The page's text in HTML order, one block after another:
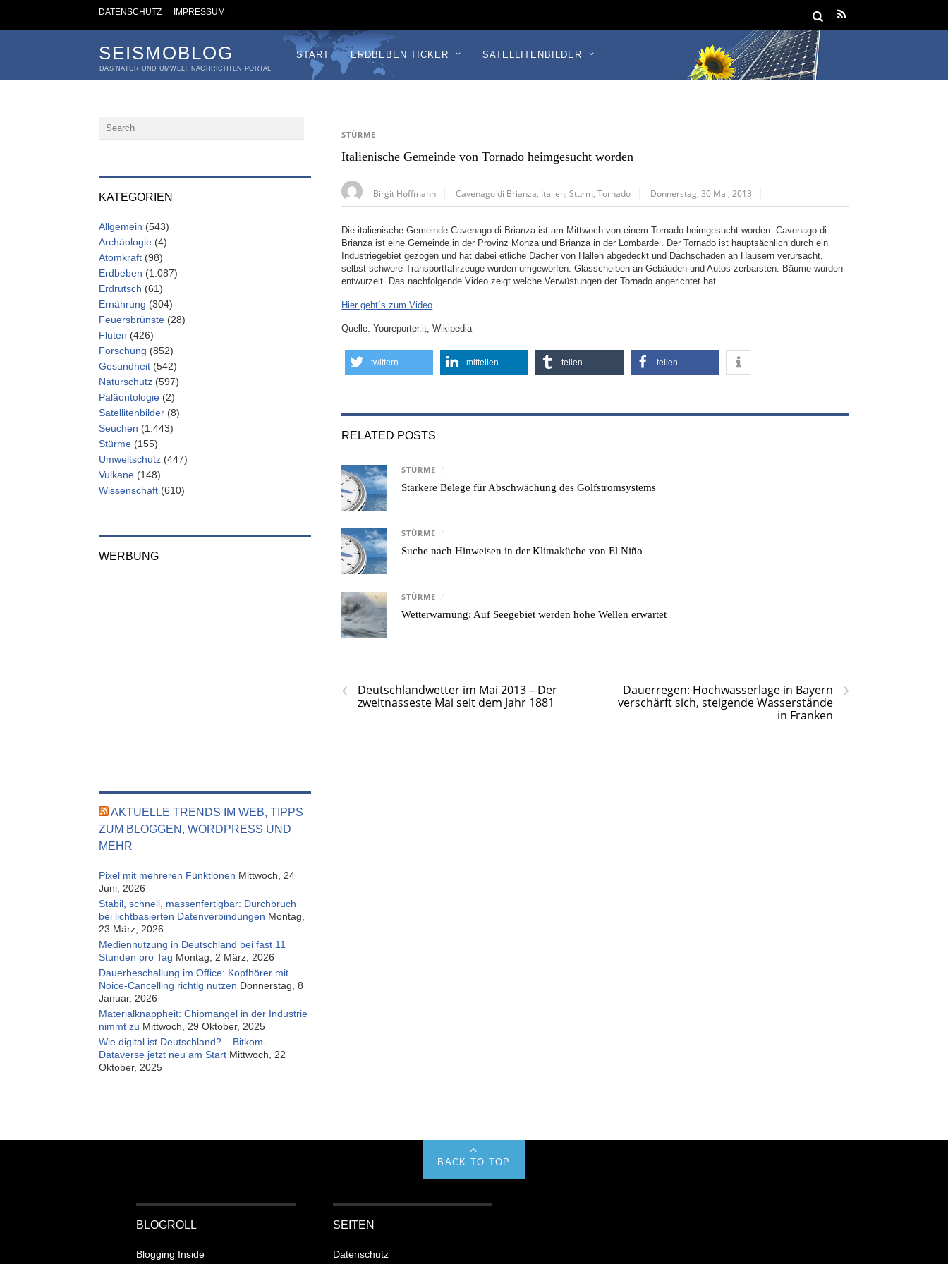
DATENSCHUTZ IMPRESSUM
SEISMOBLOG
DAS NATUR UND UMWELT NACHRICHTEN PORTAL
START ERDBEBEN TICKER SATELLITENBILDER
STÜRME
Italienische Gemeinde von Tornado heimgesucht worden
Birgit Hoffmann Cavenago di Brianza Italien ,Sturm ,Tornado Donnerstag, 30 Mai, 2013
Die italienische Gemeinde Cavenago di Brianza ist am Mittwoch von einem Tornado heimgesucht worden. Cavenago di
Brianza ist eine Gemeinde in der Provinz Monza und Brianza in der Lombardei. Der Tornado ist hauptsächlich durch ein
Industriegebiet gezogen und hat dabei etliche Dächer von Hallen abgedeckt und Dachschäden an Häusern verursacht,
selbst schwere Transportfahrzeuge wurden umgeworfen. Glasscheiben an Gebäuden und Autos zerbarsten. Bäume wurden
entwurzelt. Das nachfolgende Video zeigt welche Verwüstungen der Tornado angerichtet hat.
Hier geht´s zum Video
Quelle: Youreporter.it, Wikipedia
twittern mitteilen teilen teilen
RELATED POSTS
STÜRME /
Stärkere Belege für Abschwächung des Golfstromsystems
STÜRME /
Suche nach Hinweisen in der Klimaküche von El Niño
STÜRME /
Wetterwarnung: Auf Seegebiet werden hohe Wellen erwartet
‹
Deutschlandwetter im Mai 2013 – Der
zweitnasseste Mai seit dem Jahr 1881
›
Dauerregen: Hochwasserlage in Bayern
verschärft sich, steigende Wasserstände
in Franken
KATEGORIEN
Allgemein (543)
Archäologie (4)
Atomkraft (98)
Erdbeben (1.087)
Erdrutsch (61)
Ernährung (304)
Feuersbrünste (28)
Fluten (426)
Forschung (852)
Gesundheit (542)
Naturschutz (597)
Paläontologie (2)
Satellitenbilder (8)
Seuchen (1.443)
Stürme (155)
Umweltschutz (447)
Vulkane (148)
Wissenschaft (610)
WERBUNG
AKTUELLE TRENDS IM WEB, TIPPS
ZUM BLOGGEN, WORDPRESS UND
MEHR
Pixel mit mehreren Funktionen Mittwoch, 24
Juni, 2026
Stabil, schnell, massenfertigbar: Durchbruch
bei lichtbasierten Datenverbindungen Montag,
23 März, 2026
Mediennutzung in Deutschland bei fast 11
Stunden pro Tag Montag, 2 März, 2026
Dauerbeschallung im Office: Kopfhörer mit
Noice-Cancelling richtig nutzen Donnerstag, 8
Januar, 2026
Materialknappheit: Chipmangel in der Industrie
nimmt zu Mittwoch, 29 Oktober, 2025
Wie digital ist Deutschland? – Bitkom-
Dataverse jetzt neu am Start Mittwoch, 22
Oktober, 2025
BACK TO TOP
BLOGROLL
Blogging Inside
SEITEN
Datenschutz